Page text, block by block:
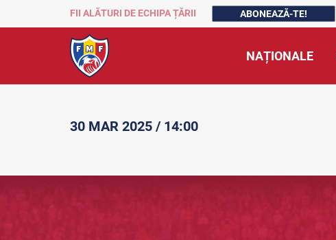
FII ALĂTURI DE ECHIPA ȚĂRII ABONEAZĂ-TE!
NAȚIONALE
30 MAR 2025 / 14:00